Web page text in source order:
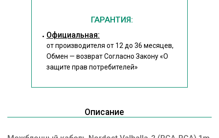
ГАРАНТИЯ:
Официальная:
от производителя от 12 до 36 месяцев,
Обмен — возврат Согласно Закону«О
защите прав потребителей»
Описание